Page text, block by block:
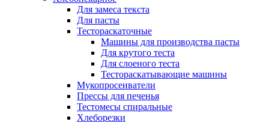
Для замеса текста
Для пасты
Тестораскаточные
Машины для производства пасты
Для крутого теста
Для слоеного теста
Тестораскатывающие машины
Мукопросеиватели
Прессы для печенья
Тестомесы спиральные
Хлеборезки